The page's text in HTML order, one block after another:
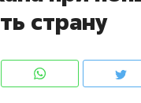
страну